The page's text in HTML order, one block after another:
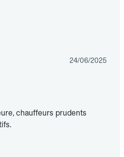
24/06/2025
chauffeurs prudents